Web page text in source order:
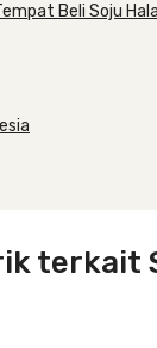
Beli Soju Halal
terkait